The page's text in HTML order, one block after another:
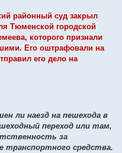
районный суд закрыл
Тюменской городской
которого признали
Его оштрафовали на
его дело на
ли наезд на пешехода в
переход или там,
за
транспортного средства.